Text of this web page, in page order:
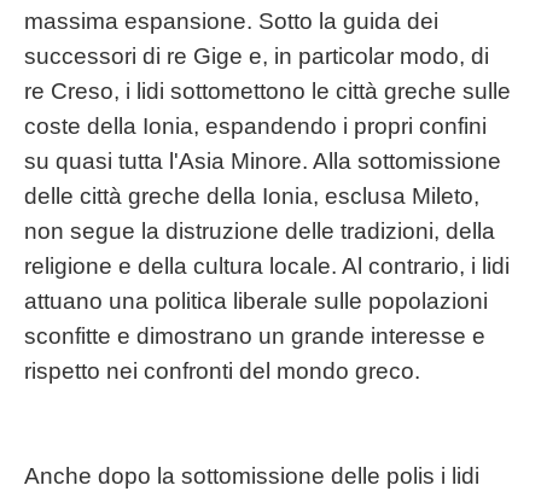
massima espansione. Sotto la guida dei
successori di re Gige e, in particolar modo, di
re Creso, i lidi sottomettono le città greche sulle
coste della Ionia, espandendo i propri confini
su quasi tutta l'Asia Minore. Alla sottomissione
delle città greche della Ionia, esclusa Mileto,
non segue la distruzione delle tradizioni, della
religione e della cultura locale. Al contrario, i lidi
attuano una politica liberale sulle popolazioni
sconfitte e dimostrano un grande interesse e
rispetto nei confronti del mondo greco.
Anche dopo la sottomissione delle polis i lidi